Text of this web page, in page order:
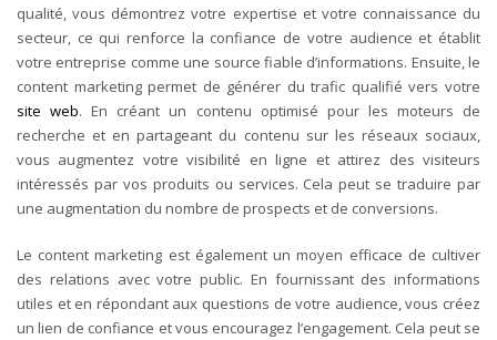
qualité, vous démontrez votre expertise et votre connaissance du
secteur, ce qui renforce la confiance de votre audience et établit
votre entreprise comme une source fiable d’informations. Ensuite, le
content marketing permet de générer du trafic qualifié vers votre
site web. En créant un contenu optimisé pour les moteurs de
recherche et en partageant du contenu sur les réseaux sociaux,
vous augmentez votre visibilité en ligne et attirez des visiteurs
intéressés par vos produits ou services. Cela peut se traduire par
une augmentation du nombre de prospects et de conversions.
Le content marketing est également un moyen efficace de cultiver
des relations avec votre public. En fournissant des informations
utiles et en répondant aux questions de votre audience, vous créez
un lien de confiance et vous encouragez l’engagement. Cela peut se